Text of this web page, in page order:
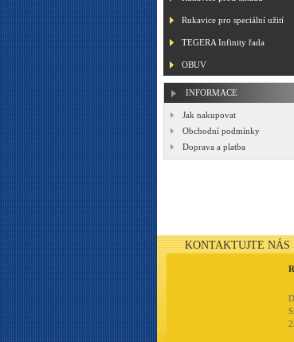
Rukavice pro speciální užití
TEGERA Infinity řada
OBUV
INFORMACE
Jak nakupovat
Obchodní podmínky
Doprava a platba
KONTAKTUJTE NÁS